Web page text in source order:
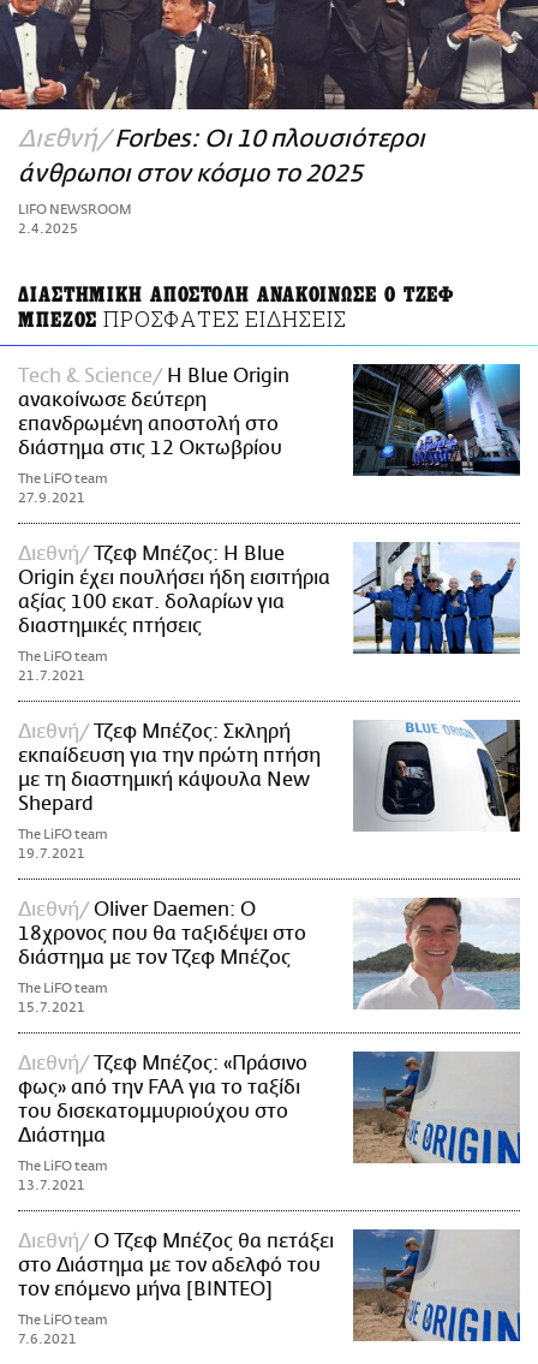
ΑΜΠΑ
PRINT
Διεθνή Forbes: Οι 10 πλουσιότεροι
άνθρωποι στον κόσμο το 2025
LIFO NEWSROOM
2.4.2025
ΔΙΑΣΤΗΜΙΚΗ ΑΠΟΣΤΟΛΗ ΑΝΑΚΟΙΝΩΣΕ Ο ΤΖΕΦ
ΜΠΕΖΟΣ ΠΡΟΣΦΑΤΕΣ ΕΙΔΗΣΕΙΣ
Τech & Science
Η Blue Origin
ανακοίνωσε δεύτερη
επανδρωμένη αποστολή στο
διάστημα στις 12 Οκτωβρίου
The LiFO team
27.9.2021
Διεθνή
Τζεφ Μπέζος: Η Blue
Origin έχει πουλήσει ήδη εισιτήρια
αξίας 100 εκατ. δολαρίων για
διαστημικές πτήσεις
The LiFO team
21.7.2021
Διεθνή
Τζεφ Μπέζος: Σκληρή
εκπαίδευση για την πρώτη πτήση
με τη διαστημική κάψουλα New
Shepard
The LiFO team
19.7.2021
Διεθνή
Oliver Daemen: Ο
18χρονος που θα ταξιδέψει στο
διάστημα με τον Τζεφ Μπέζος
The LiFO team
15.7.2021
Διεθνή
Τζεφ Μπέζος: «Πράσινο
φως» από την FAA για το ταξίδι
του δισεκατομμυριούχου στο
Διάστημα
The LiFO team
13.7.2021
Διεθνή
Ο Τζεφ Μπέζος θα πετάξει
στο Διάστημα με τον αδελφό του
τον επόμενο μήνα [BINTEO]
The LiFO team
7.6.2021